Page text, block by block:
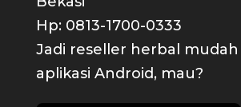
Hp: 0813-1700-0333
Jadi reseller herbal
aplikasi Android, mau?